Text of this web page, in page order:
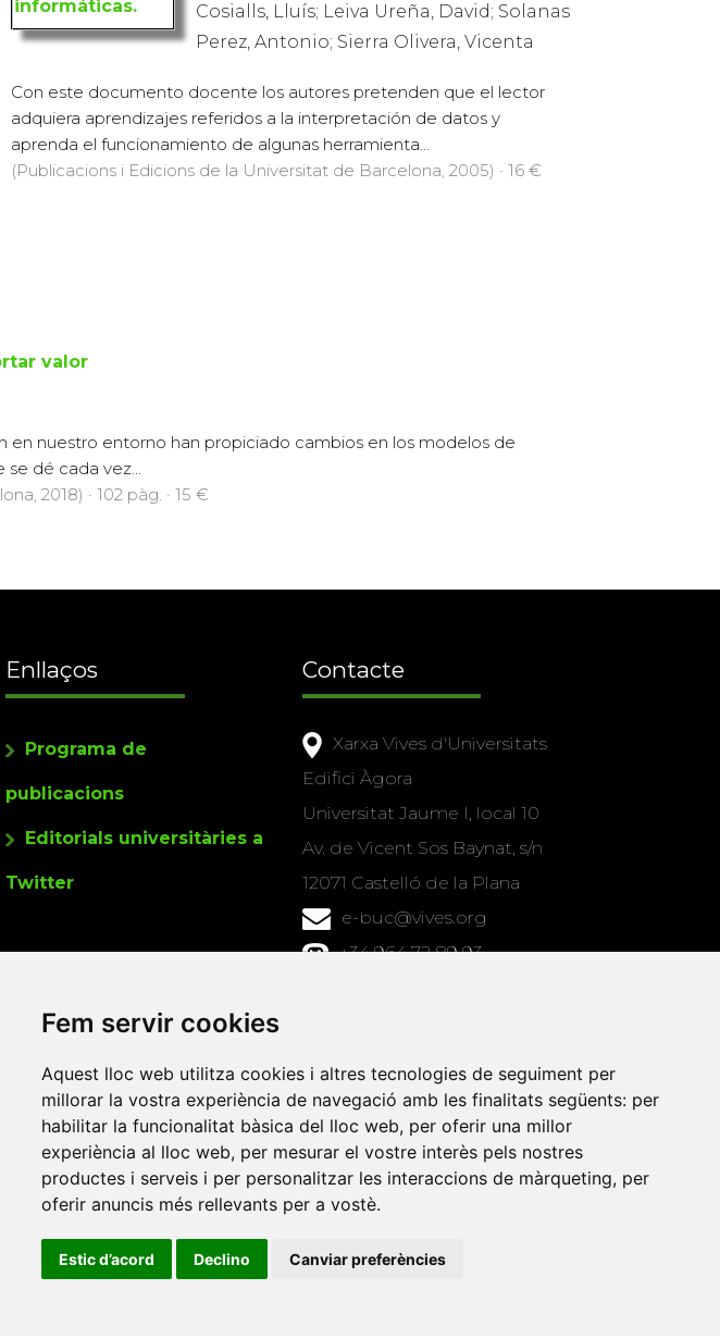
Fem servir cookies
Aquest lloc web utilitza cookies i altres tecnologies de seguiment per
millorar la vostra experiència de navegació amb les finalitats següents: per
habilitar la funcionalitat bàsica del lloc web, per oferir una millor
experiència al lloc web, per mesurar el vostre interès pels nostres
productes i serveis i per personalitzar les interaccions de màrqueting, per
oferir anuncis més rellevants per a vostè.
Estic d’acord Declino Canviar preferències
Cosialls, Lluís; Leiva Ureña, David; Solanas
Perez, Antonio; Sierra Olivera, Vicenta
Con este documento docente los autores pretenden que el lector
adquiera aprendizajes referidos a la interpretación de datos y
aprenda el funcionamiento de algunas herramienta...
(Publicacions i Edicions de la Universitat de Barcelona, 2005) · 16 €
valor
en nuestro entorno han propiciado cambios en los modelos de
se dé cada vez...
2018) · 102 pàg. · 15 €
Enllaços
Programa de
publicacions
Editorials universitàries a
Twitter
Contacte
Xarxa Vives d'Universitats
Edifici Àgora
Universitat Jaume I, local 10
Av. de Vicent Sos Baynat, s/n
12071 Castelló de la Plana
e-buc@vives.org
+34 964 72 89 93